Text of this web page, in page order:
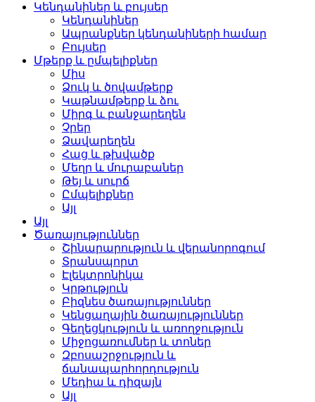
Կենդանիներ և բույսեր
Կենդանիներ
Ապրանքներ կենդանիների համար
Բույսեր
Մթերք և ըմպելիքներ
Միս
Ձուկ և ծովամթերք
Կաթնամթերք և ձու
Միրգ և բանջարեղեն
Չրեր
Ձավարեղեն
Հաց և թխվածք
Մեղր և մուրաբաներ
Թեյ և սուրճ
Ըմպելիքներ
Այլ
Այլ
Ծառայություններ
Շինարարություն և վերանորոգում
Տրանսպորտ
Էլեկտրոնիկա
Կրթություն
Բիզնես ծառայություններ
Կենցաղային ծառայություններ
Գեղեցկություն և առողջություն
Միջոցառումներ և տոներ
Զբոսաշրջություն և
ճանապարհորդություն
Մեդիա և դիզայն
Այլ